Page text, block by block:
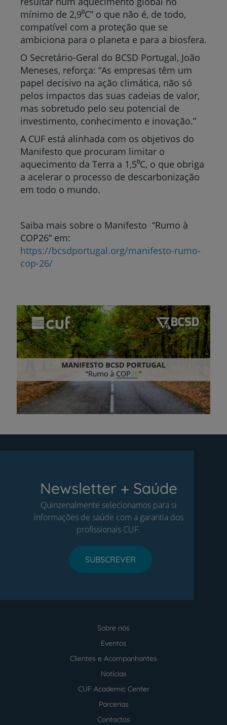
mínimo de 2,9⁰C” o que não é, de todo,
compatível com a proteção que se
ambiciona para o planeta e para a biosfera.
O Secretário-Geral do BCSD Portugal, João
Meneses, reforça: “As empresas têm um
papel decisivo na ação climática, não só
pelos impactos das suas cadeias de valor,
mas sobretudo pelo seu potencial de
investimento, conhecimento e inovação.”
A CUF está alinhada com os objetivos do
Manifesto que procuram limitar o
aquecimento da Terra a 1,5⁰C, o que obriga
a acelerar o processo de descarbonização
em todo o mundo.
Saiba mais sobre o Manifesto “Rumo à
COP26” em:
https://bcsdportugal.org/manifesto-rumo-
cop-26/
Newsletter + Saúde
Quinzenalmente selecionamos para si
informações de saúde com a garantia dos
profissionais CUF.
SUBSCREVER
Sobre nós
Eventos
Clientes e Acompanhantes
Notícias
CUF Academic Center
Parcerias
Contactos